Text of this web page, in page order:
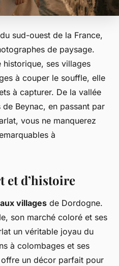
sud-ouest de la France,
de paysage.
ses villages
à couper le souffle, elle
à capturer. De la vallée
Beynac, en passant par
vous ne manquerez
à
et d’histoire
villages de Dordogne.
son marché coloré et ses
un véritable joyau du
à colombages et ses
un décor parfait pour